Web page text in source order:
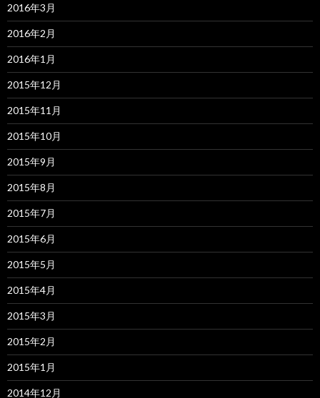
2016年3月
2016年2月
2016年1月
2015年12月
2015年11月
2015年10月
2015年9月
2015年8月
2015年7月
2015年6月
2015年5月
2015年4月
2015年3月
2015年2月
2015年1月
2014年12月